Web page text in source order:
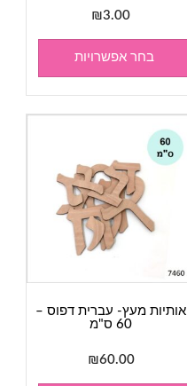
₪3.00
בחר אפשרויות
אותיות מעץ- עברית דפוס –
60 ס"מ
₪60.00